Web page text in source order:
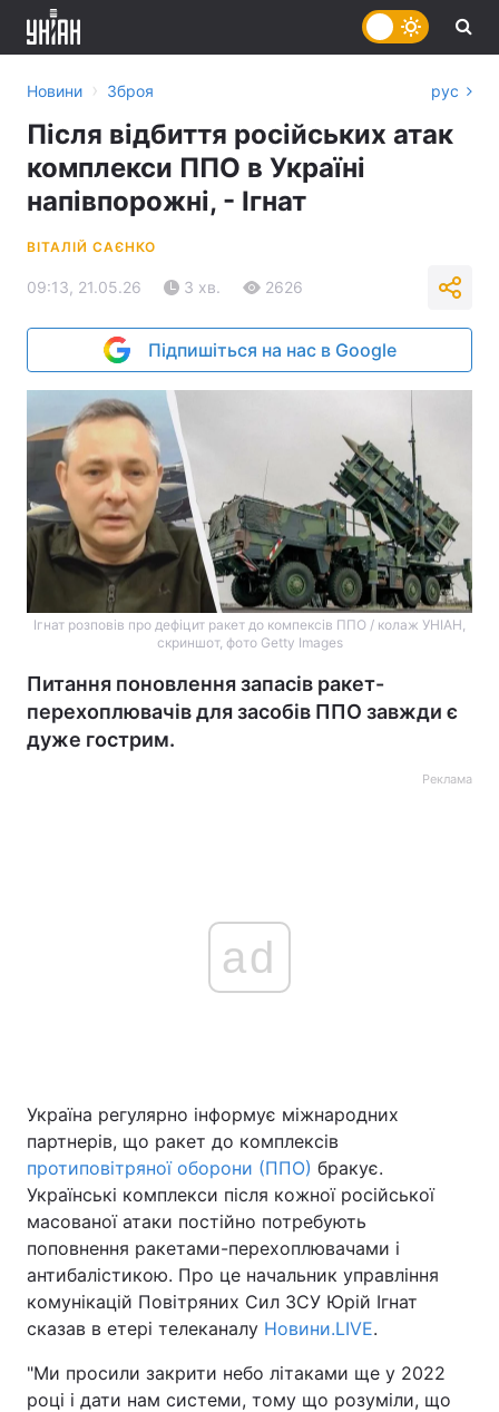
Україна Політика
Економіка Світ
Спорт Наука
Зброя Інциденти
Здоров'я
Новини › Зброя рус
Після відбиття російських атак
комплекси ППО в Україні
напівпорожні, - Ігнат
ВІТАЛІЙ САЄНКО
09:13, 21.05.26 3 хв. 2626
Підпишіться на нас в Google
Ігнат розповів про дефіцит ракет до компекcів ППО / колаж УНІАН,
скриншот, фото Getty Images
Питання поновлення запасів ракет-
перехоплювачів для засобів ППО завжди є
дуже гострим.
Реклама
ad
Україна регулярно інформує міжнародних
партнерів, що ракет до комплексів
протиповітряної оборони (ППО) бракує.
Українські комплекси після кожної російської
масованої атаки постійно потребують
поповнення ракетами-перехоплювачами і
антибалістикою. Про це начальник управління
комунікацій Повітряних Сил ЗСУ Юрій Ігнат
сказав в етері телеканалу Новини.LIVE.
"Ми просили закрити небо літаками ще у 2022
році і дати нам системи, тому що розуміли, що